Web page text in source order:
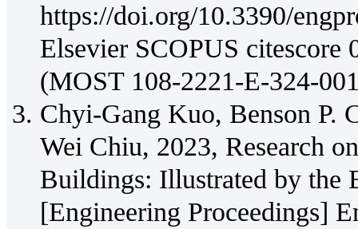
https://doi.org/10.3390/
Elsevier SCOPUS
(MOST 108-2221-E-324-
Chyi-Gang Kuo, Benson
Wei Chiu, 2023, Research
Buildings: Illustrated by the
[Engineering Proceedings]